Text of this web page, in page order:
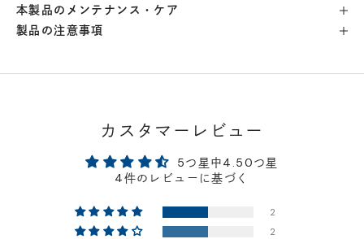
横浜店- 在庫 -
軽井澤工房店- 在庫 -△
- 在庫 - △
- 在庫 -×
- 在庫 -△
本製品のメンテナンス・ケア
製品の注意事項
カスタマーレビュー
5つ星中4.50つ星
4件のレビューに基づく
2
2